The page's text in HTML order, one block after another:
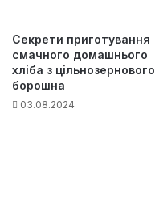
Секрети приготування
смачного домашнього
хліба з цільнозернового
борошна
03.08.2024